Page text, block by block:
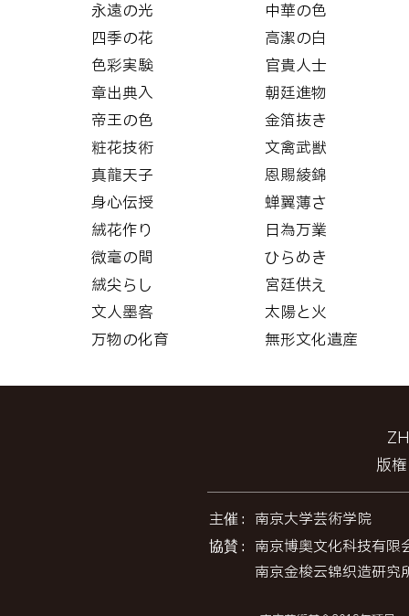
永遠の光
中華の色
四季の花
高潔の白
色彩実験
官貴人士
章出典入
朝廷進物
帝王の色
金箔抜き
粧花技術
文禽武獣
真龍天子
恩賜綾錦
身心伝授
蝉翼薄さ
絨花作り
日為万業
微毫の間
ひらめき
絨尖らし
宮廷供え
文人墨客
太陽と火
万物の化育
無形文化遺産
版
主催： 南京大学芸術学院
協賛： 南京博奥文化科技有
南京金梭云锦织造研